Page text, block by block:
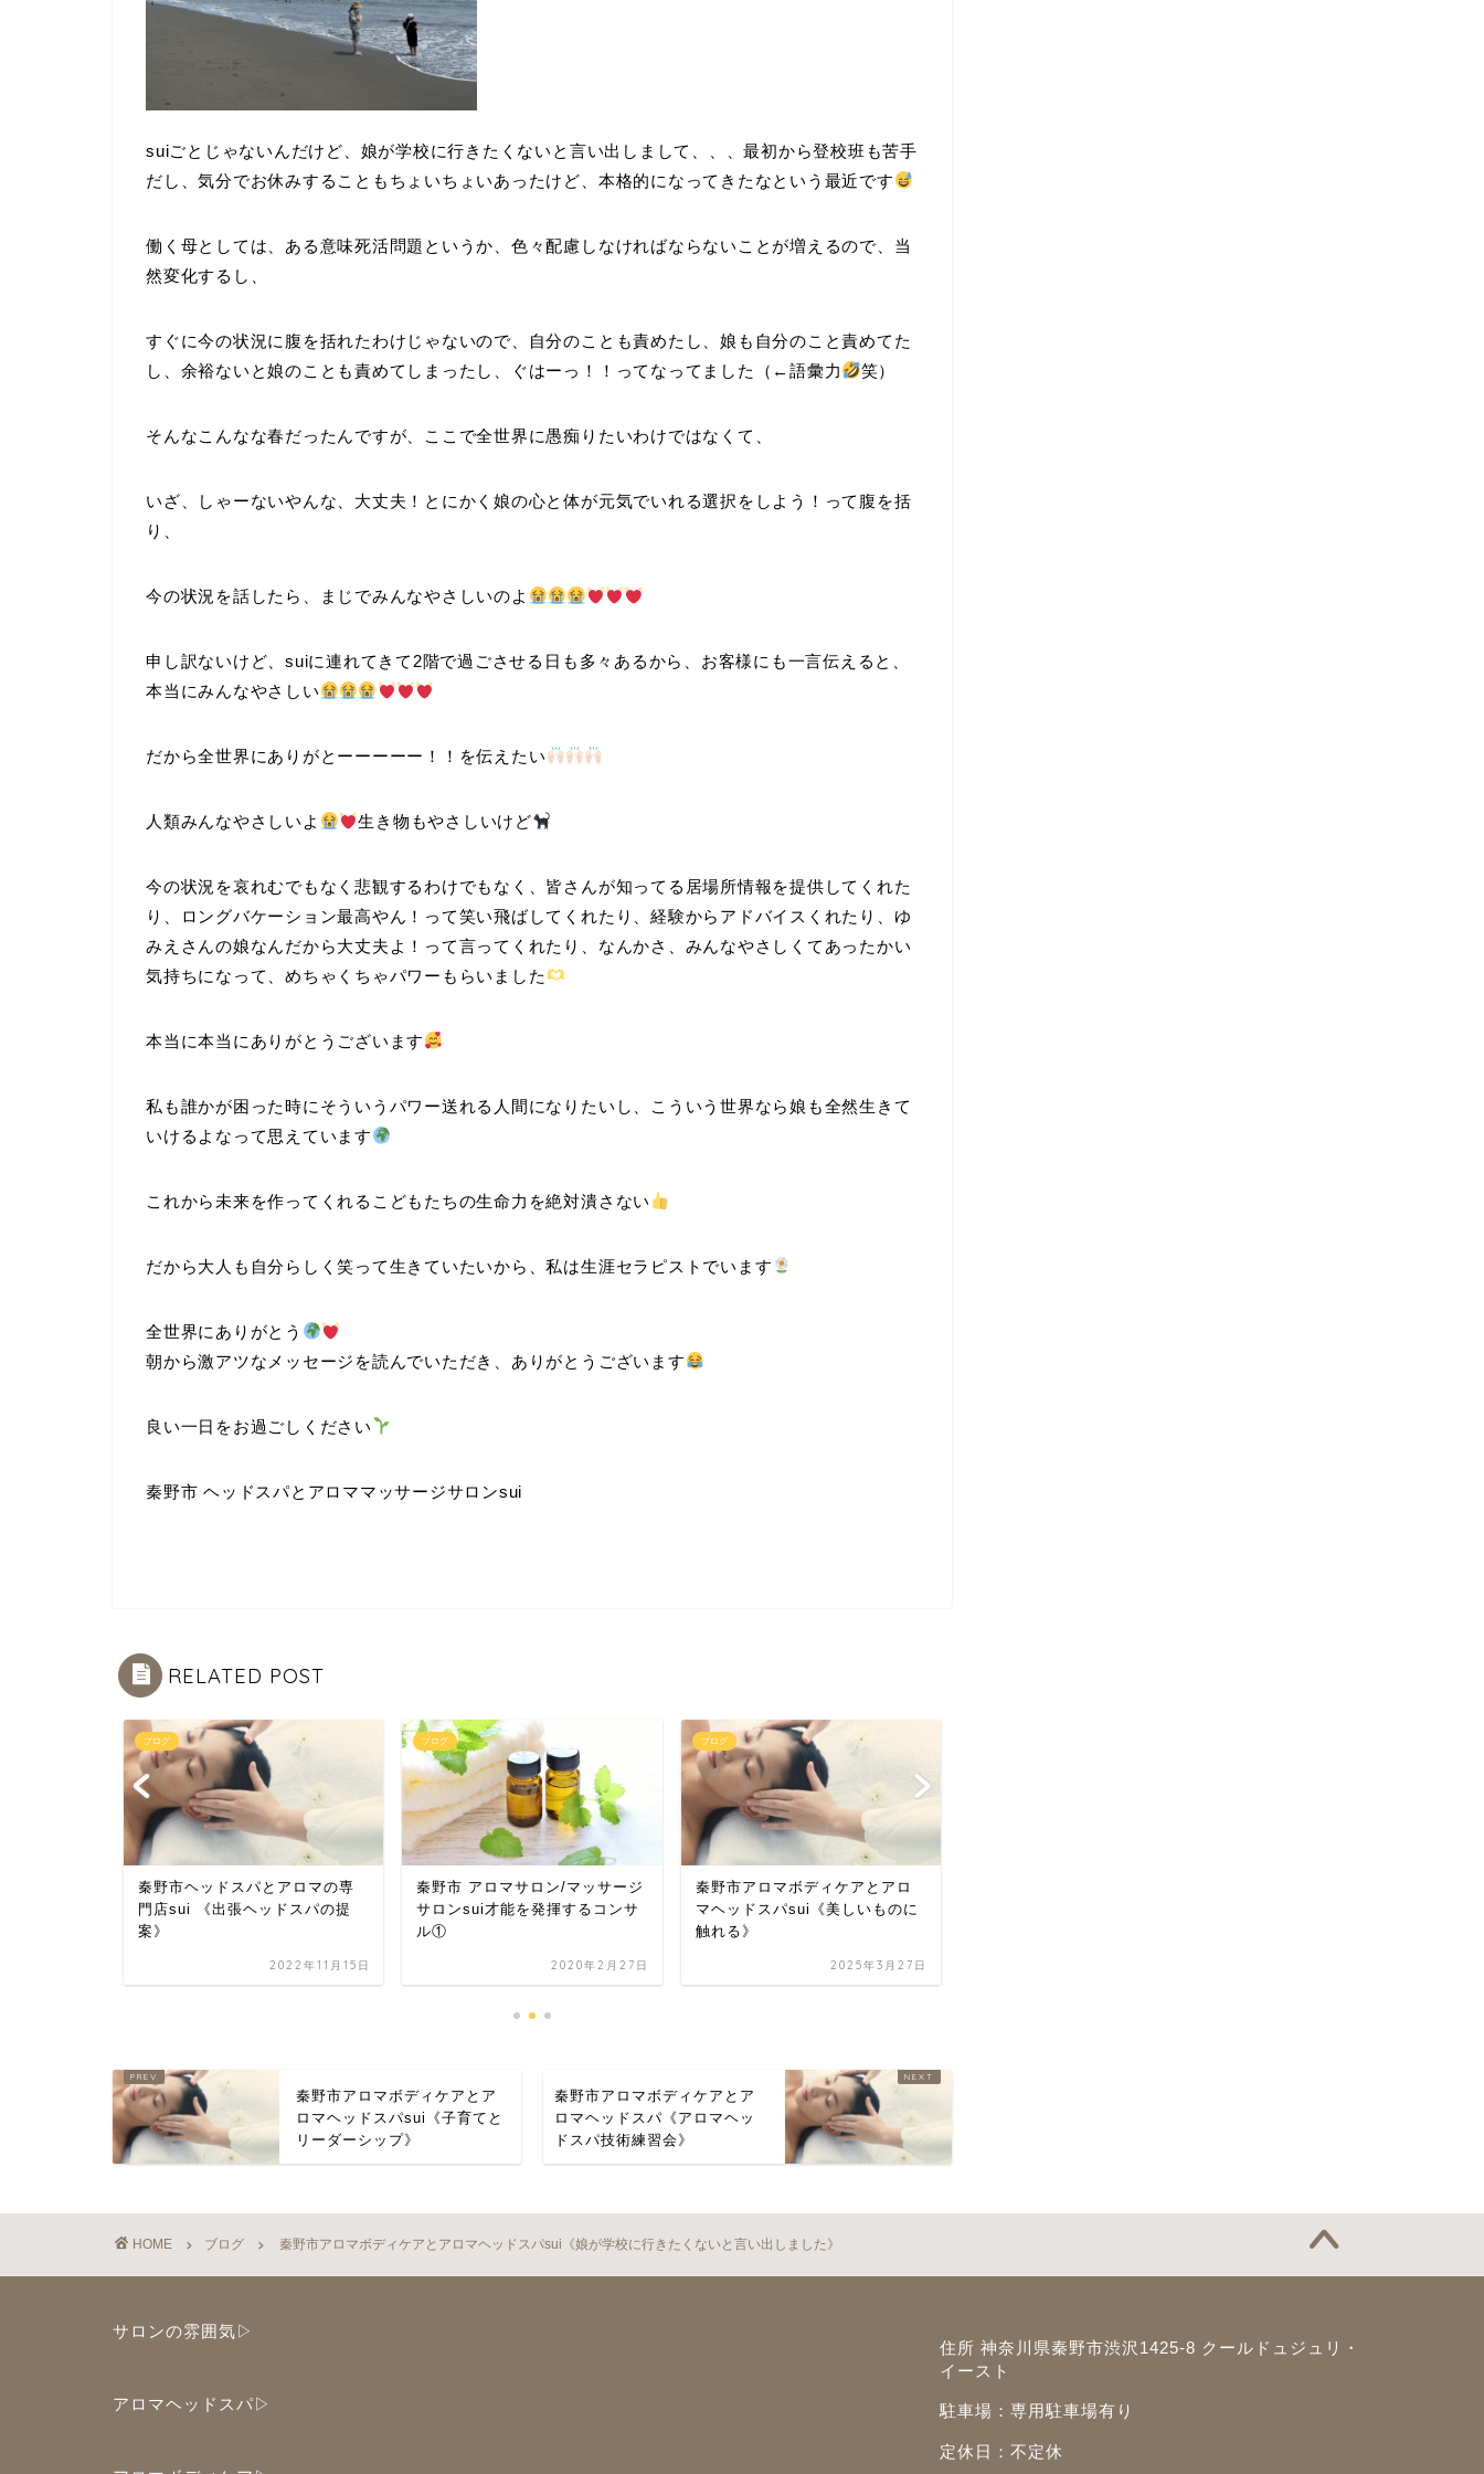
suiごとじゃないんだけど、娘が学校に行きたくないと言い出しまして、、、最初から登校班も苦手
だし、気分でお休みすることもちょいちょいあったけど、本格的になってきたなという最近です
働く母としては、ある意味死活問題というか、色々配慮しなければならないことが増えるので、当
然変化するし、
すぐに今の状況に腹を括れたわけじゃないので、自分のことも責めたし、娘も自分のこと責めてた
し、余裕ないと娘のことも責めてしまったし、ぐはーっ！！ってなってました（←語彙力
笑）
そんなこんなな春だったんですが、ここで全世界に愚痴りたいわけではなくて、
いざ、しゃーないやんな、大丈夫！とにかく娘の心と体が元気でいれる選択をしよう！って腹を括
り、
今の状況を話したら、まじでみんなやさしいのよ
申し訳ないけど、suiに連れてきて2階で過ごさせる日も多々あるから、お客様にも一言伝えると、
本当にみんなやさしい
だから全世界にありがとーーーーー！！を伝えたい
人類みんなやさしいよ 生き物もやさしいけど
今の状況を哀れむでもなく悲観するわけでもなく、皆さんが知ってる居場所情報を提供してくれた
り、ロングバケーション最高やん！って笑い飛ばしてくれたり、経験からアドバイスくれたり、ゆ
みえさんの娘なんだから大丈夫よ！って言ってくれたり、なんかさ、みんなやさしくてあったかい
気持ちになって、めちゃくちゃパワーもらいました
本当に本当にありがとうございます
私も誰かが困った時にそういうパワー送れる人間になりたいし、こういう世界なら娘も全然生きて
いけるよなって思えています
これから未来を作ってくれるこどもたちの生命力を絶対潰さない
だから大人も自分らしく笑って生きていたいから、私は生涯セラピストでいます
全世界にありがとう
朝から激アツなメッセージを読んでいただき、ありがとうございます
良い一日をお過ごしください
秦野市 ヘッドスパとアロママッサージサロンsui
RELATED POST
ブログ
秦野市ヘッドスパとアロマの専
門店sui 《出張ヘッドスパの提
案》
2022年11月15日
ブログ
秦野市 アロマサロン/マッサージ
サロンsui才能を発揮するコンサ
ル①
2020年2月27日
ブログ
秦野市アロマボディケアとアロ
マヘッドスパsui《美しいものに
触れる》
2025年3月27日
秦野市アロマボディケアとア
ロマヘッドスパsui《子育てと
リーダーシップ》
秦野市アロマボディケアとア
ロマヘッドスパ《アロマヘッ
ドスパ技術練習会》
HOME ブログ 秦野市アロマボディケアとアロマヘッドスパsui《娘が学校に行きたくないと言い出しました》
サロンの雰囲気▷
アロマヘッドスパ▷
住所 神奈川県秦野市渋沢1425-8 クールドュジュリ・
イースト
駐車場：専用駐車場有り
定休日：不定休